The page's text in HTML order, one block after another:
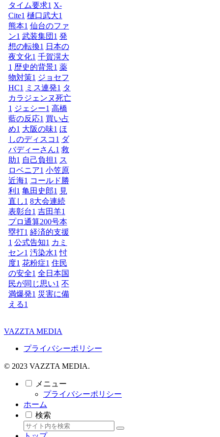
タイム要求1 X-
Cite1 樋口武大1
熊本1 仙台のファ
ン1 武装集団 1 発
想の転換1 日本の
夜文化1 千賀滉大
1 歴史的背景1 薬
物対策1 ジョセフ
HC1 ミス連発1 タ
カラジェンヌ死亡
1 ジェシー1 高橋
藍の反応1 買い占
め1 大阪の味1 ほ
しのディスコ 1 ダ
バディーさん1 救
助1 自己負担1 ス
ロベニア1 小笠原
近海1 コールド勝
利 1 亀田史郎1 見
直し1 8大会連続
表彰台1 吉田羊1
プロ通算200号本
塁打1 経済的支援
1 公式告知1 カミ
セン1 汚染水1 忖
度1 花粉症1 住民
の安全1 全日本国
民が同じ思い1 不
満爆発1 災害に備
える1
VAZZTA MEDIA
プライバシーポリシー
© 2023 VAZZTA MEDIA.
メニュー
プライバシーポリシー
ホーム
検索